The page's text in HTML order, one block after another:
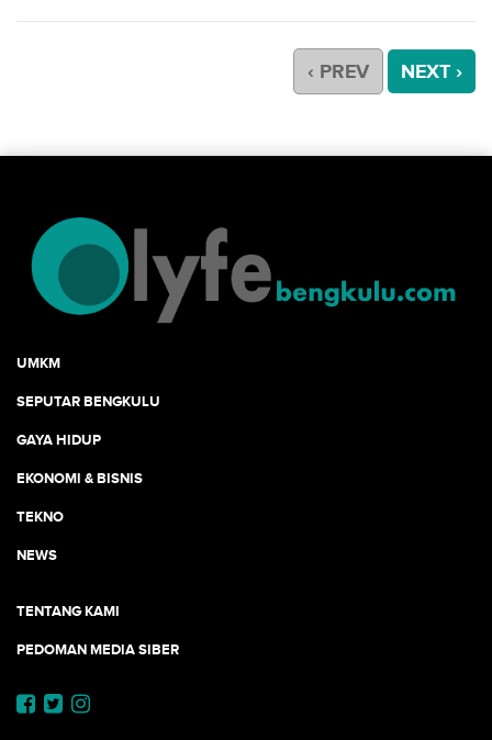
‹ PREV NEXT ›
UMKM
SEPUTAR BENGKULU
GAYA HIDUP
EKONOMI & BISNIS
TEKNO
NEWS
TENTANG KAMI
PEDOMAN MEDIA SIBER